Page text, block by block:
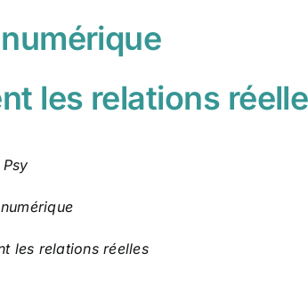
les relations
les relations réelles